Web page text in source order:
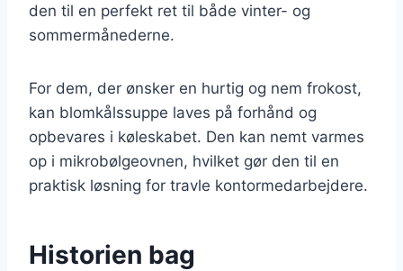
den til en perfekt ret til både vinter- og
sommermånederne.
For dem, der ønsker en hurtig og nem frokost,
kan blomkålssuppe laves på forhånd og
opbevares i køleskabet. Den kan nemt varmes
op i mikrobølgeovnen, hvilket gør den til en
praktisk løsning for travle kontormedarbejdere.
Historien bag